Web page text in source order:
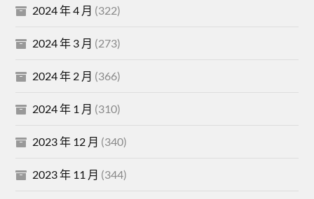
2024 年 4 月 (322)
2024 年 3 月 (273)
2024 年 2 月 (366)
2024 年 1 月 (310)
2023 年 12 月 (340)
2023 年 11 月 (344)